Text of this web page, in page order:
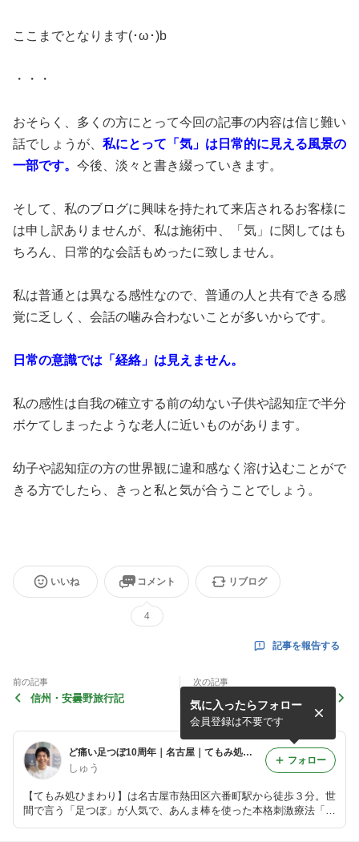
ここまでとなります(･ω･)b
・・・
おそらく、多くの方にとって今回の記事の内容は信じ難い
話でしょうが、 私にとって「気」は日常的に見える風景の
一部です。 今後、淡々と書き綴っていきます。
そして、私のブログに興味を持たれて来店されるお客様に
は申し訳ありませんが、私は施術中、「気」に関してはも
ちろん、日常的な会話もめったに致しません。
私は普通とは異なる感性なので、普通の人と共有できる感
覚に乏しく、会話の噛み合わないことが多いからです。
日常の意識では「経絡」は見えません。
私の感性は自我の確立する前の幼ない子供や認知症で半分
ボケてしまったような老人に近いものがあります。
幼子や認知症の方の世界観に違和感なく溶け込むことがで
きる方でしたら、きっと私と気が合うことでしょう。
いいね コメント
4
リブログ
記事を報告する
前の記事
信州・安曇野旅行記
次の記事
ど痛い足つぼ10周年｜名古屋｜てもみ処ひまわり
しゅう
【てもみ処ひまわり】は名古屋市熱田区六番町駅から徒歩３分。世
間で言う「足つぼ」が人気で、あんま棒を使った本格刺激療法「中
国式足もみ」、いた気持ち良い「台湾式足つぼ」、リラクゼーショ
気に入ったらフォロー
会員登録は不要です
フォロー